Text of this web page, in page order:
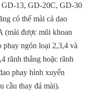
GD-13, GD-20C, GD-30
có thể mài cả dao
(mài được mũi khoan
ngón loại 2,3,4 và
rãnh thẳng hoặc rãnh
phay hình xuyến
thay đá mài).